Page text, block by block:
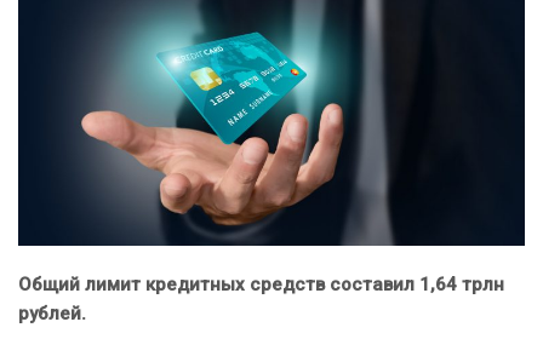
Общий лимит кредитных средств составил 1,64 трлн
рублей.